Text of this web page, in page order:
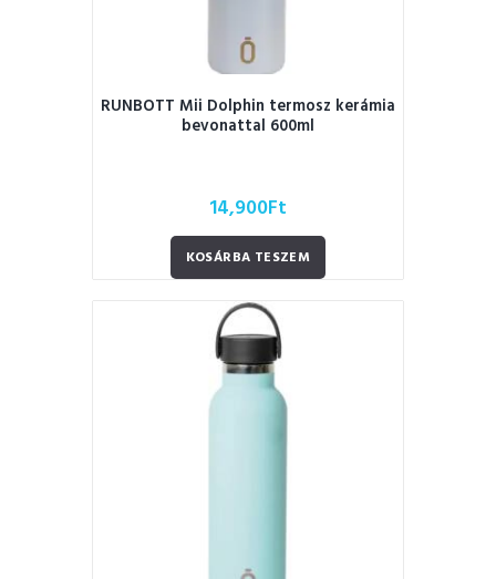
RUNBOTT Mii Dolphin termosz kerámia
bevonattal 600ml
14,900Ft
KOSÁRBA TESZEM